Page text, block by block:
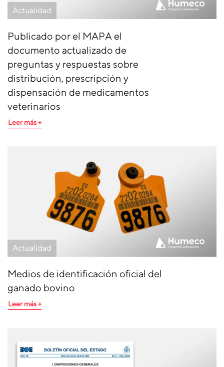
Actualidad
Publicado por el MAPA el
documento actualizado de
preguntas y respuestas sobre
distribución, prescripción y
dispensación de medicamentos
veterinarios
Leer más +
Actualidad
Medios de identificación oficial del
ganado bovino
Leer más +